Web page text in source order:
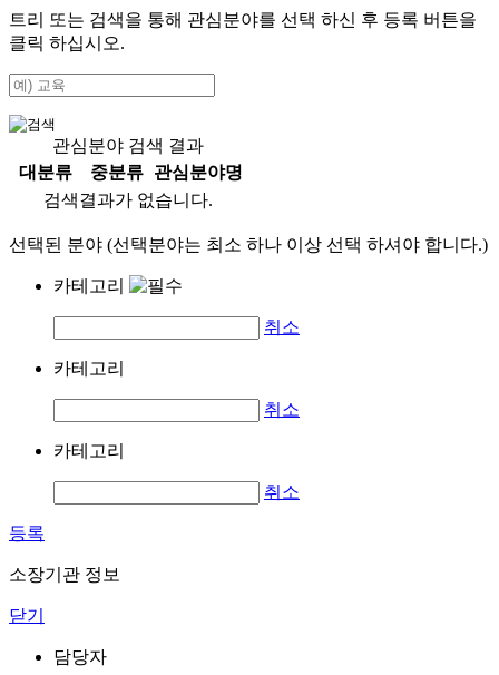
트리 또는 검색을 통해 관심분야를 선택 하신 후 등록 버튼을
클릭 하십시오.
관심분야 검색 결과
대분류
중분류
관심분야명
검색결과가 없습니다.
선택된 분야 (선택분야는 최소 하나 이상 선택 하셔야 합니다.)
카테고리
취소
카테고리
취소
카테고리
취소
등록
소장기관 정보
닫기
담당자